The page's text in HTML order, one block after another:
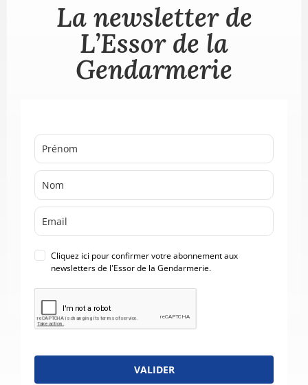
La newsletter de
L’Essor de la
Gendarmerie
Cliquez ici pour confirmer votre abonnement aux
newsletters de l'Essor de la Gendarmerie.
VALIDER